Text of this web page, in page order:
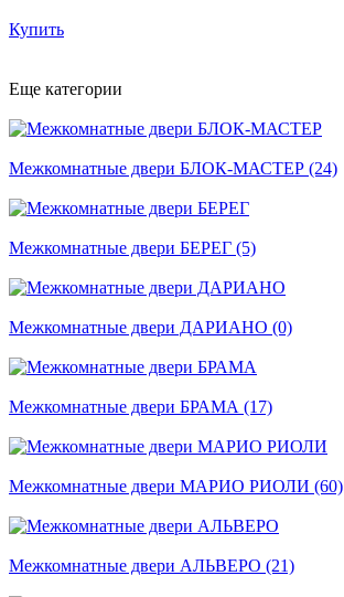
Купить
Еще категории
Межкомнатные двери БЛОК-МАСТЕР (24)
Межкомнатные двери БЕРЕГ (5)
Межкомнатные двери ДАРИАНО (0)
Межкомнатные двери БРАМА (17)
Межкомнатные двери МАРИО РИОЛИ (60)
Межкомнатные двери АЛЬВЕРО (21)